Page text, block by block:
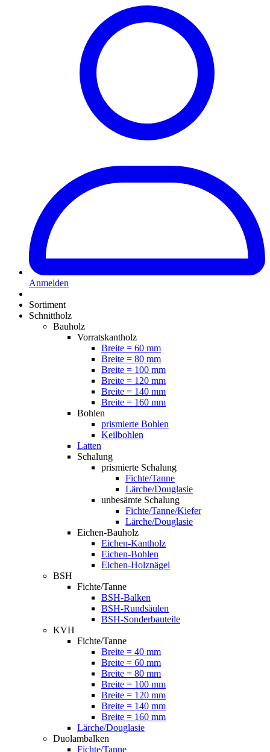
Anmelden
Sortiment
Schnittholz
Bauholz
Vorratskantholz
Breite = 60 mm
Breite = 80 mm
Breite = 100 mm
Breite = 120 mm
Breite = 140 mm
Breite = 160 mm
Bohlen
prismierte Bohlen
Keilbohlen
Latten
Schalung
prismierte Schalung
Fichte/Tanne
Lärche/Douglasie
unbesämte Schalung
Fichte/Tanne/Kiefer
Lärche/Douglasie
Eichen-Bauholz
Eichen-Kantholz
Eichen-Bohlen
Eichen-Holznägel
BSH
Fichte/Tanne
BSH-Balken
BSH-Rundsäulen
BSH-Sonderbauteile
KVH
Fichte/Tanne
Breite = 40 mm
Breite = 60 mm
Breite = 80 mm
Breite = 100 mm
Breite = 120 mm
Breite = 140 mm
Breite = 160 mm
Lärche/Douglasie
Duolambalken
Fichte/Tanne